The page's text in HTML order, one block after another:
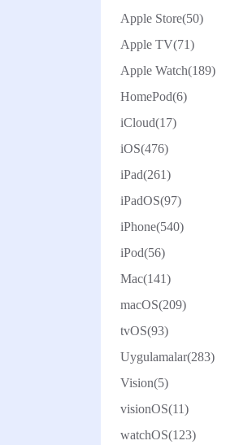
Apple Store(50)
Apple TV(71)
Apple Watch(189)
HomePod(6)
iCloud(17)
iOS(476)
iPad(261)
iPadOS(97)
iPhone(540)
iPod(56)
Mac(141)
macOS(209)
tvOS(93)
Uygulamalar(283)
Vision(5)
visionOS(11)
watchOS(123)